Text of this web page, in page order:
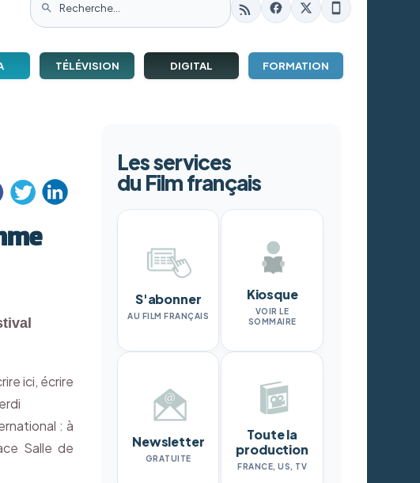
TÉLÉVISION DIGITAL FORMATION
ici, écrire
: à
Salle de
Les services
du Film français
S'abonner
AU FILM FRANÇAIS
Kiosque
VOIR LE
SOMMAIRE
Newsletter
GRATUITE
Toute la
production
FRANCE, US, TV